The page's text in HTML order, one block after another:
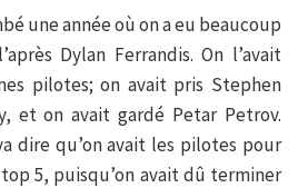
une année où on a eu beaucoup
Dylan Ferrandis. On l’avait
pilotes; on avait pris Stephen
et on avait gardé Petar Petrov.
dire qu’on avait les pilotes pour
5, puisqu’on avait dû terminer